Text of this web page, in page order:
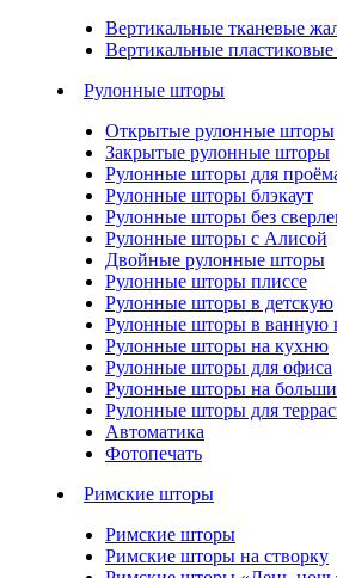
Вертикальные тканевые
Вертикальные
Рулонные шторы
Открытые рулонные шторы
Закрытые рулонные шторы
Рулонные шторы для
Рулонные шторы блэкаут
Рулонные шторы без
Рулонные шторы с Алисой
Двойные рулонные шторы
Рулонные шторы плиссе
Рулонные шторы в детскую
Рулонные шторы в ванную
Рулонные шторы на кухню
Рулонные шторы для офиса
Рулонные шторы на
Рулонные шторы для
Автоматика
Фотопечать
Римские шторы
Римские шторы
Римские шторы на створку